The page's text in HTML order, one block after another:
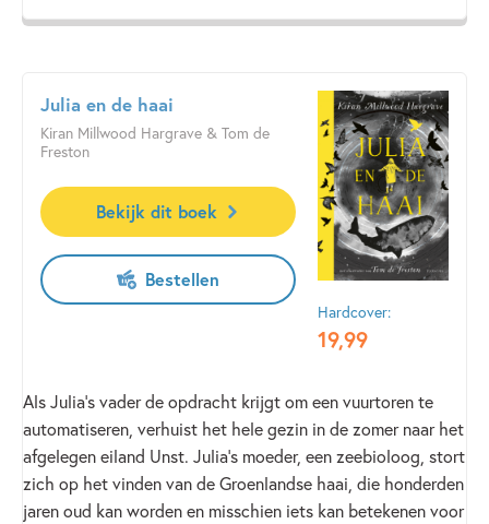
Maar Acht voelt zich anders. Ze voelt zichiemanden dat
anderen en is er voor Acht geen weg meer terug. Ze zal
moeten ontsnappen. Samen met haar.
Yorick Goldewijk won de Gouden Griffel voor zijn boek
Films die nergens draaienen de Ludoq voor het beste
filosofische kinderboek voorDe boom die een wereld was
'Deze beklemmende, gelaagde toekomstvisie van Yorick
Goldewijk houdt de gissende lezers in de ban.' - Trouw
'Ontroerend verhaal om in één ruk uit te lezen.' - de
Volkskrant
'Het verhaal ontroert en zet je aan het denken.' -
Indeboekenkast.com
Hardcover:
19,99
Julia en de haai
Kiran Millwood Hargrave & Tom de
Freston
Bekijk dit boek
Bestellen
Als Julia’s vader de opdracht krijgt om een vuurtoren te
automatiseren, verhuist het hele gezin in de zomer naar het
afgelegen eiland Unst. Julia’s moeder, een zeebioloog, stort
zich op het vinden van de Groenlandse haai, die honderden
jaren oud kan worden en misschien iets kan betekenen voor